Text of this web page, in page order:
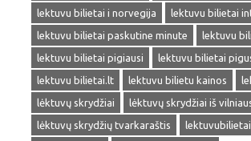
lektuvu bilietai i norvegija
lektuvu bilietai
lektuvu bilietai paskutine minute
lektuvu
lektuvu bilietai pigiausi
lektuvu bilietai
lektuvu bilietai.lt
lektuvu bilietu kainos
lėktuvų skrydžiai
lėktuvų skrydžiai iš
lėktuvų skrydžių tvarkaraštis
lektuvubilietai